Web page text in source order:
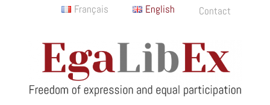
Français English Contact